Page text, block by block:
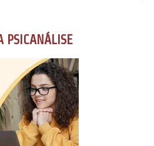
PSICANÁLISE